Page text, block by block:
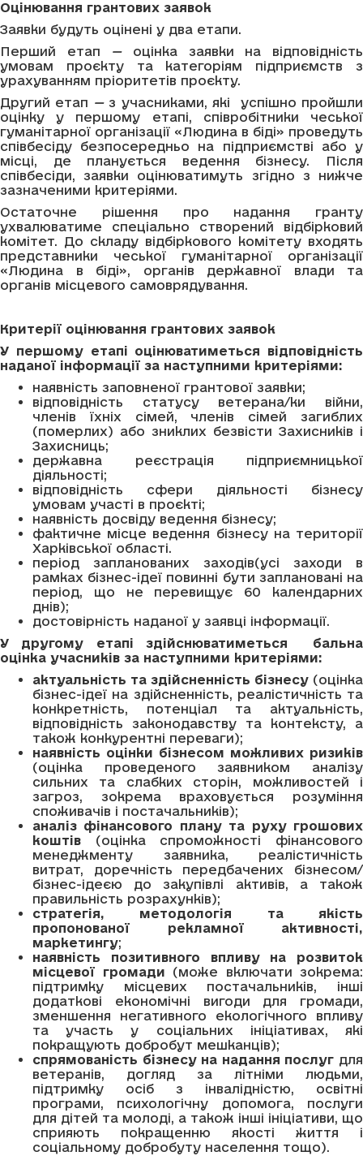
Оцінювання грантових заявок
Заявки будуть оцінені у два етапи.
Перший етап —оцінка заявки на відповідність
умовам проєкту та категоріям підприємств з
урахуванням пріоритетів проєкту.
Другий етап —з учасниками, які успішно пройшли
оцінку у першому етапі, співробітники чеської
гуманітарної організації «Людина в біді» проведуть
співбесіду безпосередньо на підприємстві або у
місці, де планується ведення бізнесу. Після
співбесіди, заявки оцінюватимуть згідно з нижче
зазначеними критеріями.
Остаточне рішення про надання гранту
ухвалюватиме спеціально створений відбірковий
комітет. До складу відбіркового комітету входять
представники чеської гуманітарної організації
«Людина в біді», органів державної влади та
органів місцевого самоврядування.
Критерії оцінювання грантових заявок
У першому етапі оцінюватиметься відповідність
наданої інформації за наступними критеріями:
наявність заповненої грантової заявки;
відповідність статусу ветерана/ки війни,
членів їхніх сімей, членів сімей загиблих
(померлих) або зниклих безвісти Захисників і
Захисниць;
державна реєстрація підприємницької
діяльності;
відповідність сфери діяльності бізнесу
умовам участі в проєкті;
наявність досвіду ведення бізнесу;
фактичне місце ведення бізнесу на території
Харківської області.
період запланованих заходів(усі заходи в
рамках бізнес-ідеї повинні бути заплановані на
період, що не перевищує 60 календарних
днів);
достовірність наданої у заявці інформації.
У другому етапі здійснюватиметься бальна
оцінка учасників за наступними критеріями:
актуальність та здійсненність бізнесу (оцінка
бізнес-ідеї на здійсненність, реалістичність та
конкретність, потенціал та актуальність,
відповідність законодавству та контексту, а
також конкурентні переваги);
наявність оцінки бізнесом можливих ризиків
(оцінка проведеного заявником аналізу
сильних та слабких сторін, можливостей і
загроз, зокрема враховується розуміння
споживачів і постачальників);
аналіз фінансового плану та руху грошових
коштів (оцінка спроможності фінансового
менеджменту заявника, реалістичність
витрат, доречність передбачених бізнесом/
бізнес-ідеєю до закупівлі активів, а також
правильність розрахунків);
стратегія, методологія та якість
пропонованої рекламної активності,
маркетингу;
наявність позитивного впливу на розвиток
місцевої громади (може включати зокрема:
підтримку місцевих постачальників, інші
додаткові економічні вигоди для громади,
зменшення негативного екологічного впливу
та участь у соціальних ініціативах, які
покращують добробут мешканців);
спрямованість бізнесу на надання послуг для
ветеранів, догляд за літніми людьми,
підтримку осіб з інвалідністю, освітні
програми, психологічну допомога, послуги
для дітей та молоді, а також інші ініціативи, що
сприяють покращенню якості життя і
соціальному добробуту населення тощо).